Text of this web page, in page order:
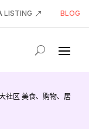
LISTING BLOG
社区 美食、购物、居